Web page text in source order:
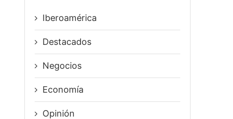
Iberoamérica
Destacados
Negocios
Economía
Opinión